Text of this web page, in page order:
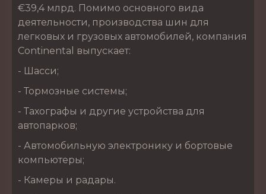
€39,4 млрд. Помимо основного вида
деятельности, производства шин для
легковых и грузовых автомобилей, компания
Continental выпускает:
- Шасси;
- Тормозные системы;
- Тахографы и другие устройства для
автопарков;
- Автомобильную электронику и бортовые
компьютеры;
- Камеры и радары.